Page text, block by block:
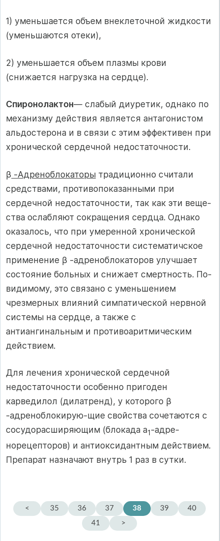
1) уменьшается объем внеклеточной жидкости
(уменьшаются отеки),
2) уменьшается объем плазмы крови
(снижается нагрузка на сердце).
Спиронолактон— слабый диуретик, однако по
механизму действия является антагонистом
альдостерона и в связи с этим эф­фективен при
хронической сердечной недостаточности.
β -Адреноблокаторы традиционно считали
средствами, противо­показанными при
сердечной недостаточности, так как эти веще­
ства ослабляют сокращения сердца. Однако
оказалось, что при уме­ренной хронической
сердечной недостаточности систематичское
применение β -адреноблокаторов улучшает
состояние больных и снижает смертность. По-
видимому, это связано с уменьшением
чрезмерных влияний симпатической нервной
системы на сердце, а также с
антиангинальным и противоаритмическим
действием.
Для лечения хронической сердечной
недостаточности особенно пригоден
карведилол (дилатренд), у которого β
-адреноблокирую-щие свойства сочетаются с
сосудорасширяющим (блокада а1-адре-
норецепторов) и антиоксидантным действием.
Препарат назнача­ют внутрь 1 раз в сутки.
< 35 36 37 38 39
40
41
>